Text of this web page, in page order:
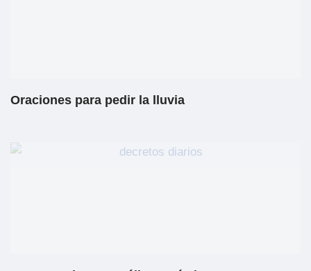
Oraciones para pedir la lluvia